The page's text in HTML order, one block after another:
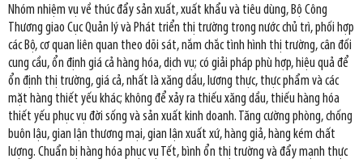
Nhóm nhiệm vụ về thúc đẩy sản xuất, xuất khẩu và tiêu dùng, Bộ Công
Thương giao Cục Quản lý và Phát triển thị trường trong nước chủ trì, phối hợp
các Bộ, cơ quan liên quan theo dõi sát, nắm chắc tình hình thị trường, cân đối
cung cầu, ổn định giá cả hàng hóa, dịch vụ; có giải pháp phù hợp, hiệu quả để
ổn định thị trường, giá cả, nhất là xăng dầu, lương thực, thực phẩm và các
mặt hàng thiết yếu khác; không để xảy ra thiếu xăng dầu, thiếu hàng hóa
thiết yếu phục vụ đời sống và sản xuất kinh doanh. Tăng cường phòng, chống
buôn lậu, gian lận thương mại, gian lận xuất xứ, hàng giả, hàng kém chất
lượng. Chuẩn bị hàng hóa phục vụ Tết, bình ổn thị trường và đẩy mạnh thực